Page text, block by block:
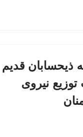
ذیحسابان قدیم
نیروی